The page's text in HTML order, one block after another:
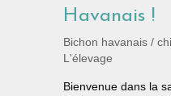
Havanais !
Bichon havanais /
L'élevage
Bienvenue dans la